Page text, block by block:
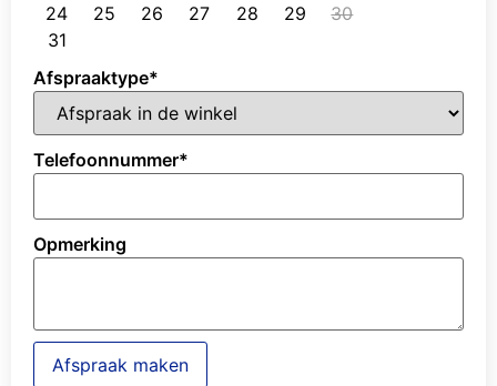
24
25 26 27 28 29
30
31
Afspraaktype*
Telefoonnummer*
Opmerking
Afspraak maken